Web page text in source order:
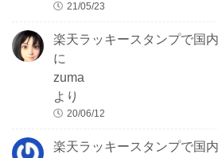
21/05/23
楽天ラッキースタンプで国
に
zuma
より
20/06/12
楽天ラッキースタンプで国